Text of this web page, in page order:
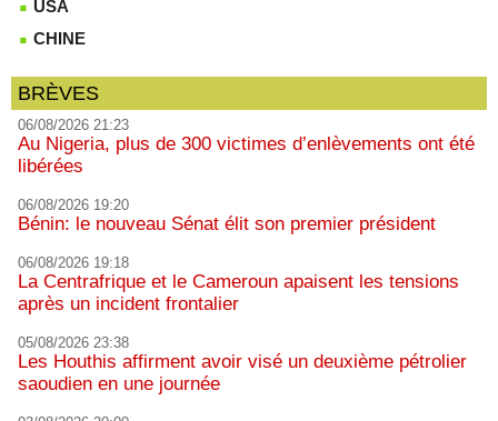
USA
CHINE
BRÈVES
06/08/2026 21:23
Au Nigeria, plus de 300 victimes d’enlèvements ont été
libérées
06/08/2026 19:20
Bénin: le nouveau Sénat élit son premier président
06/08/2026 19:18
La Centrafrique et le Cameroun apaisent les tensions
après un incident frontalier
05/08/2026 23:38
Les Houthis affirment avoir visé un deuxième pétrolier
saoudien en une journée